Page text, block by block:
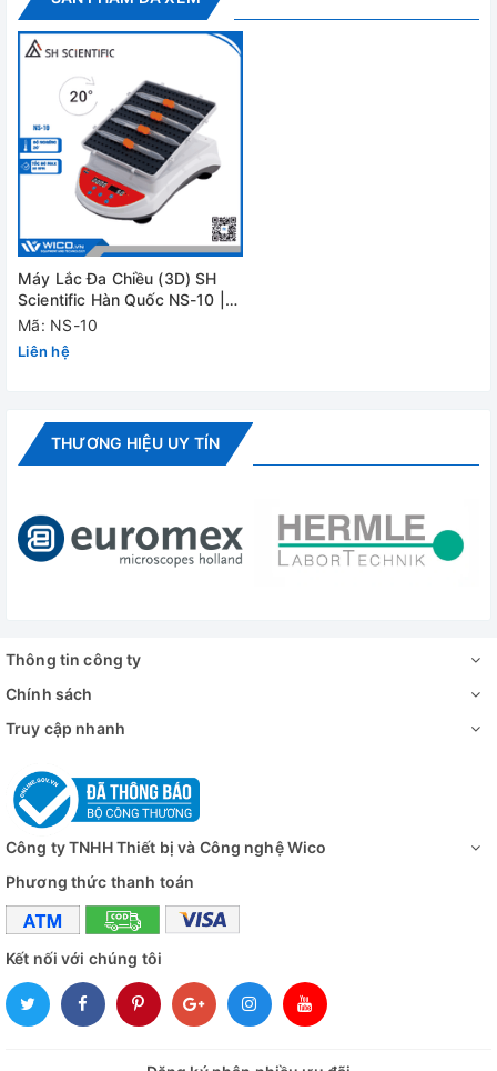
Máy Lắc Đa Chiều (3D) SH
Scientific Hàn Quốc NS-10 |
Hiện Số
Mã: NS-10
Liên hệ
THƯƠNG HIỆU UY TÍN
Thông tin công ty
Chính sách
Truy cập nhanh
Công ty TNHH Thiết bị và Công nghệ Wico
Phương thức thanh toán
Kết nối với chúng tôi